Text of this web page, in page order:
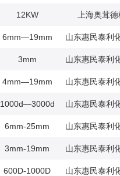
12KW 上海奥茸
6mm—19mm 山东惠民泰利
3mm 山东惠民泰利
4mm—19mm 山东惠民泰利
1000d—3000d 山东惠民泰利
6mm-25mm 山东惠民泰利
3mm-19mm 山东惠民泰利
600D-1000D 山东惠民泰利